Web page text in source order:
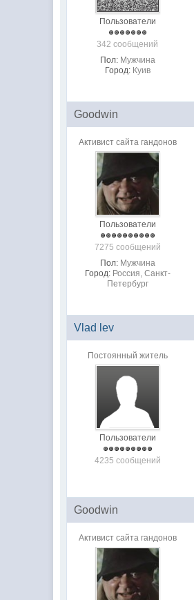
Пользователи
342 сообщений
Пол: Мужчина
Город: Куив
Goodwin
Активист сайта гандонов
Пользователи
7275 сообщений
Пол: Мужчина
Город: Россия, Санкт-
Петербург
Vlad lev
Постоянный житель
Пользователи
4235 сообщений
Goodwin
Активист сайта гандонов